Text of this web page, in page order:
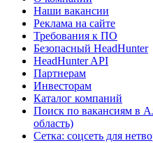
Наши вакансии
Реклама на сайте
Требования к ПО
Безопасный HeadHunter
HeadHunter API
Партнерам
Инвесторам
Каталог компаний
Поиск по вакансиям в
область)
Сетка: соцсеть для